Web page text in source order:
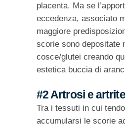
placenta. Ma se
eccedenza, associato
maggiore
scorie sono depositate
cosce/glutei creando
estetica buccia di
#2 Artrosi e
Tra i tessuti in cui
accumularsi le scorie